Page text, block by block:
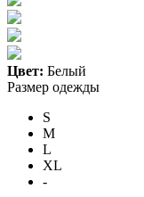
Цвет: Белый
Размер одежды
S
M
L
XL
-